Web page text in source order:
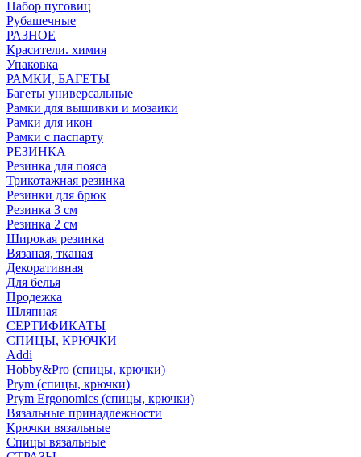
Набор пуговиц
Рубашечные
РАЗНОЕ
Красители. химия
Упаковка
РАМКИ, БАГЕТЫ
Багеты универсальные
Рамки для вышивки и мозаики
Рамки для икон
Рамки с паспарту
РЕЗИНКА
Резинка для пояса
Трикотажная резинка
Резинки для брюк
Резинка 3 см
Резинка 2 см
Широкая резинка
Вязаная, тканая
Декоративная
Для белья
Продежка
Шляпная
СЕРТИФИКАТЫ
СПИЦЫ, КРЮЧКИ
Addi
Hobby&Pro (спицы, крючки)
Prym (спицы, крючки)
Prym Ergonomics (спицы, крючки)
Вязальные принадлежности
Крючки вязальные
Спицы вязальные